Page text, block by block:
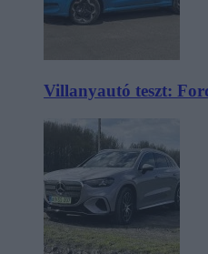
Villanyautó teszt: